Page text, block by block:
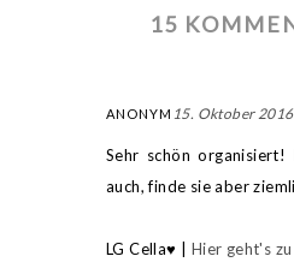
15
ANONYM 15. Oktober
Sehr schön
auch, finde sie aber
LG Cella♥ | Hier geht's